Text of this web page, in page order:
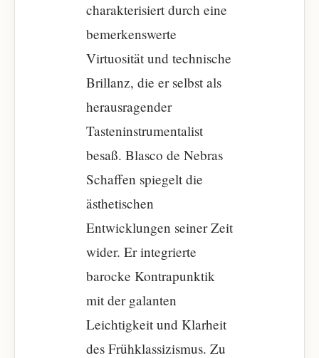
charakterisiert durch eine
bemerkenswerte
Virtuosität und technische
Brillanz, die er selbst als
herausragender
Tasteninstrumentalist
besaß. Blasco de Nebras
Schaffen spiegelt die
ästhetischen
Entwicklungen seiner Zeit
wider. Er integrierte
barocke Kontrapunktik
mit der galanten
Leichtigkeit und Klarheit
des Frühklassizismus. Zu